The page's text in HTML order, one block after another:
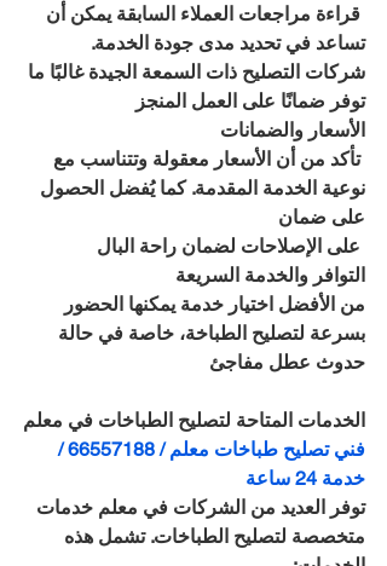
قراءة مراجعات العملاء السابقة يمكن أن
تساعد في تحديد مدى جودة الخدمة.
شركات التصليح ذات السمعة الجيدة غالبًا ما
توفر ضمانًا على العمل المنجز
الأسعار والضمانات
تأكد من أن الأسعار معقولة وتتناسب مع
نوعية الخدمة المقدمة. كما يُفضل الحصول
على ضمان
على الإصلاحات لضمان راحة البال
التوافر والخدمة السريعة
من الأفضل اختيار خدمة يمكنها الحضور
بسرعة لتصليح الطباخة، خاصة في حالة
حدوث عطل مفاجئ
الخدمات المتاحة لتصليح الطباخات في معلم
فني تصليح طباخات معلم / 66557188 /
خدمة 24 ساعة
توفر العديد من الشركات في معلم خدمات
متخصصة لتصليح الطباخات. تشمل هذه